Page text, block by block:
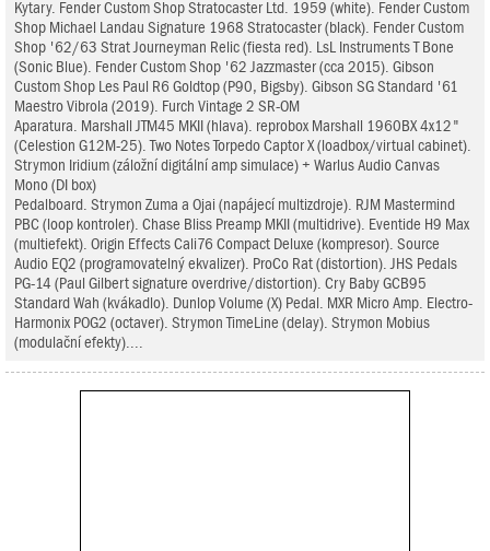
Kytary. Fender Custom Shop Stratocaster Ltd. 1959 (white). Fender Custom
Shop Michael Landau Signature 1968 Stratocaster (black). Fender Custom
Shop '62/63 Strat Journeyman Relic (fiesta red). LsL Instruments T Bone
(Sonic Blue). Fender Custom Shop '62 Jazzmaster (cca 2015). Gibson
Custom Shop Les Paul R6 Goldtop (P90, Bigsby). Gibson SG Standard '61
Maestro Vibrola (2019). Furch Vintage 2 SR-OM
Aparatura. Marshall JTM45 MKII (hlava). reprobox Marshall 1960BX 4x12"
(Celestion G12M-25). Two Notes Torpedo Captor X (loadbox/virtual cabinet).
Strymon Iridium (záložní digitální amp simulace) + Warlus Audio Canvas
Mono (DI box)
Pedalboard. Strymon Zuma a Ojai (napájecí multizdroje). RJM Mastermind
PBC (loop kontroler). Chase Bliss Preamp MKII (multidrive). Eventide H9 Max
(multiefekt). Origin Effects Cali76 Compact Deluxe (kompresor). Source
Audio EQ2 (programovatelný ekvalizer). ProCo Rat (distortion). JHS Pedals
PG-14 (Paul Gilbert signature overdrive/distortion). Cry Baby GCB95
Standard Wah (kvákadlo). Dunlop Volume (X) Pedal. MXR Micro Amp. Electro-
Harmonix POG2 (octaver). Strymon TimeLine (delay). Strymon Mobius
(modulační efekty)....